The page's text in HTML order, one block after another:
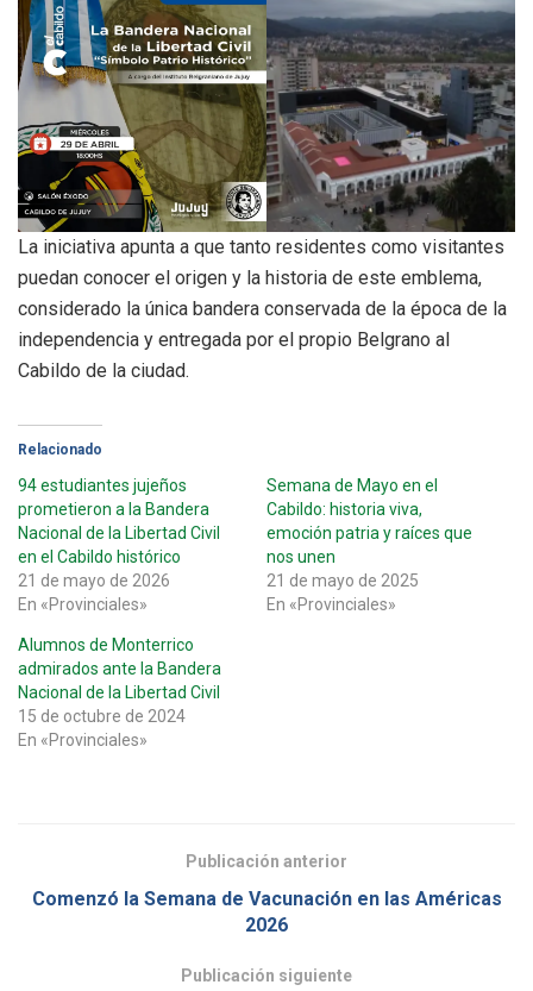
La iniciativa apunta a que tanto residentes como visitantes
puedan conocer el origen y la historia de este emblema,
considerado la única bandera conservada de la época de la
independencia y entregada por el propio Belgrano al
Cabildo de la ciudad.
Relacionado
94 estudiantes jujeños
prometieron a la Bandera
Nacional de la Libertad Civil
en el Cabildo histórico
21 de mayo de 2026
En «Provinciales»
Semana de Mayo en el
Cabildo: historia viva,
emoción patria y raíces que
nos unen
21 de mayo de 2025
En «Provinciales»
Alumnos de Monterrico
admirados ante la Bandera
Nacional de la Libertad Civil
15 de octubre de 2024
En «Provinciales»
Publicación anterior
Comenzó la Semana de Vacunación en las Américas
2026
Publicación siguiente